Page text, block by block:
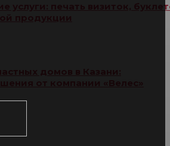
услуги: печать визиток,